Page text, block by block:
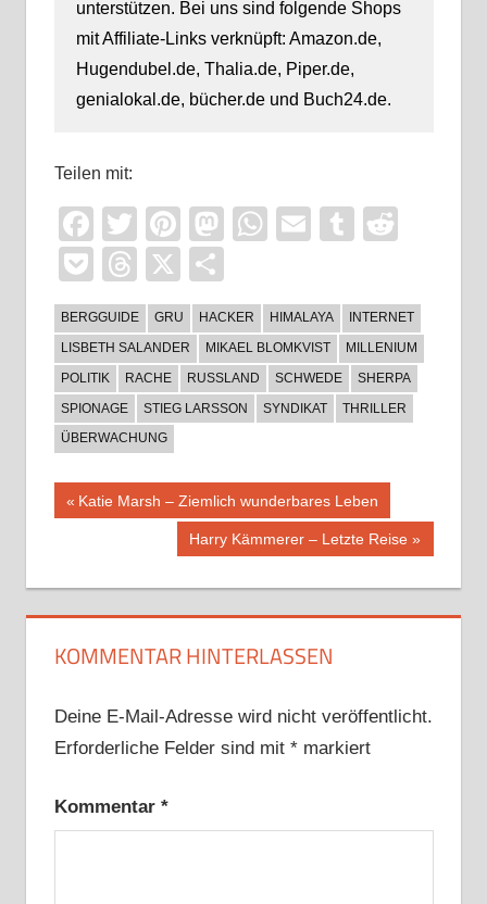
unterstützen. Bei uns sind folgende Shops
mit Affiliate-Links verknüpft: Amazon.de,
Hugendubel.de, Thalia.de, Piper.de,
genialokal.de, bücher.de und Buch24.de.
Teilen mit:
Facebook
TwitterPinterest
Mastodon
WhatsApp
EmailTumblr
PocketThreads
X
BERGGUIDE GRU HACKER HIMALAYA
INTERNET
LISBETH SALANDER
MIKAEL BLOMKVIST
MILLENIUM
POLITIK
RACHE RUSSLAND SCHWEDE
SHERPA
SPIONAGE
STIEG LARSSON SYNDIKAT
THRILLER
ÜBERWACHUNG
Beitragsnavigation
Vorheriger
Katie Marsh – Ziemlich wunderbares Leben
Nächster
Harry Kämmerer – Letzte Reise
KOMMENTAR HINTERLASSEN
Deine E-Mail-Adresse wird nicht veröffentlicht.
Erforderliche Felder sind mit *markiert
Kommentar *